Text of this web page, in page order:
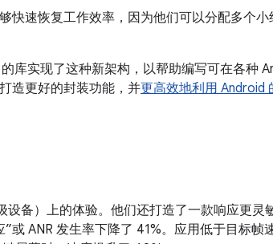
快速恢复工作效率，因为他们可以分配多个小
库实现了这种新架构，以帮助编写可在各种
造更好的封装功能，并更高效地利用 Android
备）上的体验。他们还打造了一款响应更灵
ANR 发生率下降了 41%。应用低于目标帧